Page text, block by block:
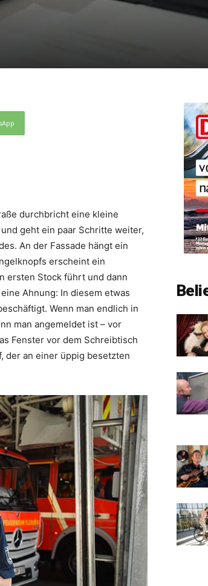
durchbricht eine kleine
geht ein paar Schritte weiter,
An der Fassade hängt ein
erscheint ein
ersten Stock führt und dann
Ahnung: In diesem etwas
Wenn man endlich in
man angemeldet ist – vor
Fenster vor dem Schreibtisch
der an einer üppig besetzten